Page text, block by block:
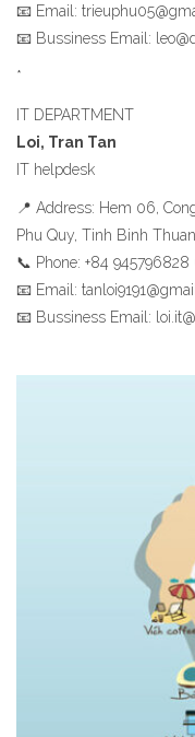
📧 Email:
📧 Bussiness Email:
*
IT DEPARTMENT
Loi, Tran Tan
IT helpdesk
📍 Address: Hem 06,
Phu Quy, Tinh Binh
📞 Phone: +84
📧 Email:
📧 Bussiness Email: